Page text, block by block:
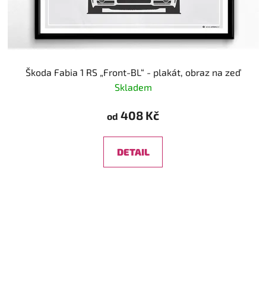
Škoda Fabia 1 RS „Front-BL“ - plakát, obraz na zeď
Skladem
od 408 Kč
DETAIL